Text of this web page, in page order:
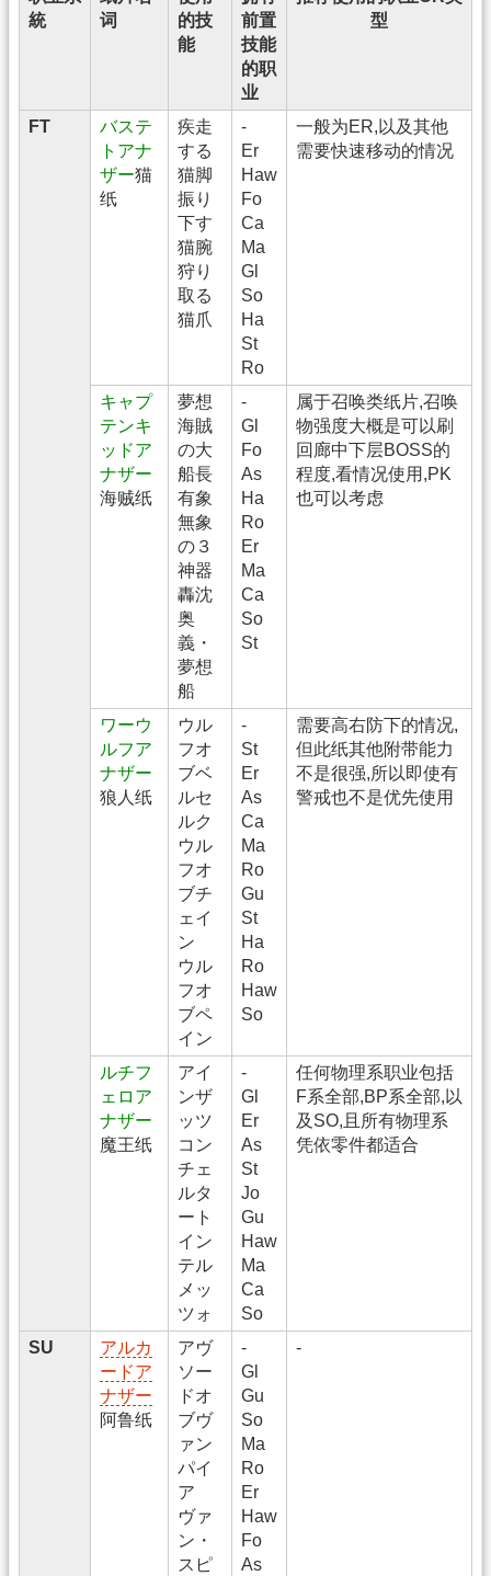
統
词
的技
能
前置
技能
的职
业
型
FT
バステ
トアナ
ザー猫
纸
疾走
する
猫脚
振り
下す
猫腕
狩り
取る
猫爪
-
Er
Haw
Fo
Ca
Ma
Gl
So
Ha
St
Ro
一般为ER,以及其他
需要快速移动的情况
キャプ
テンキ
ッドア
ナザー
海贼纸
夢想
海賊
の大
船長
有象
無象
の３
神器
轟沈
奥
義・
夢想
船
-
Gl
Fo
As
Ha
Ro
Er
Ma
Ca
So
St
属于召唤类纸片,召唤
物强度大概是可以刷
回廊中下层BOSS的
程度,看情况使用,PK
也可以考虑
ワーウ
ルフア
ナザー
狼人纸
ウル
フオ
ブベ
ルセ
ルク
ウル
フオ
ブチ
ェイ
ン
ウル
フオ
ブペ
イン
-
St
Er
As
Ca
Ma
Ro
Gu
St
Ha
Ro
Haw
So
需要高右防下的情况,
但此纸其他附带能力
不是很强,所以即使有
警戒也不是优先使用
ルチフ
ェロア
ナザー
魔王纸
アイ
ンザ
ッツ
コン
チェ
ルタ
ート
イン
テル
メッ
ツォ
-
Gl
Er
As
St
Jo
Gu
Haw
Ma
Ca
So
任何物理系职业包括
F系全部,BP系全部,以
及SO,且所有物理系
凭依零件都适合
SU
アルカ
ードア
ナザー
阿鲁纸
アヴ
ソー
ドオ
ブヴ
ァン
パイ
ア
ヴァ
ン・
スピ
-
Gl
Gu
So
Ma
Ro
Er
Haw
Fo
As
-